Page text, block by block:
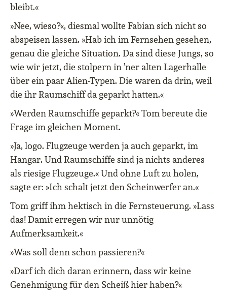
bleibt.«
»Nee, wieso?«, diesmal wollte Fabian sich nicht so
abspeisen lassen. »Hab ich im Fernsehen gesehen,
genau die gleiche Situation. Da sind diese Jungs, so
wie wir jetzt, die stolpern in ’ner alten Lagerhalle
über ein paar Alien-Typen. Die waren da drin, weil
die ihr Raumschiff da geparkt hatten.«
»Werden Raumschiffe geparkt?« Tom bereute die
Frage im gleichen Moment.
»Ja, logo. Flugzeuge werden ja auch geparkt, im
Hangar. Und Raumschiffe sind ja nichts anderes
als riesige Flugzeuge.« Und ohne Luft zu holen,
sagte er: »Ich schalt jetzt den Scheinwerfer an.«
Tom griff ihm hektisch in die Fernsteuerung. »Lass
das! Damit erregen wir nur unnötig
Aufmerksamkeit.«
»Was soll denn schon passieren?«
»Darf ich dich daran erinnern, dass wir keine
Genehmigung für den Scheiß hier haben?«